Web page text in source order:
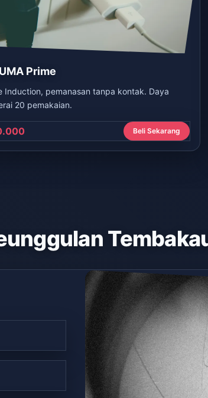
Prime
Induction, pemanasan tanpa kontak. Daya
20 pemakaian.
Beli Sekarang